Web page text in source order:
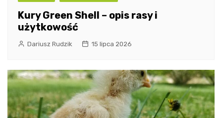
Kury Green Shell – opis rasy i
użytkowość
Dariusz Rudzik 15 lipca 2026